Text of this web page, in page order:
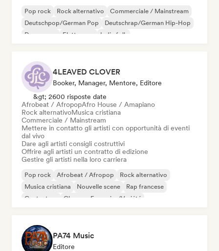
Pop rock Rock alternativo
Commerciale / Mainstream
Deutschpop/German Pop
Deutschrap/German Hip-Hop
Dream pop
Elettropop Indie folk
4LEAVED CLOVER
Booker, Manager, Mentore, Editore
&gt; 2600 risposte date
Afrobeat / AfropopAfro House / Amapiano
Rock alternativoMusica cristiana
Commerciale / Mainstream
Mettere in contatto gli artisti con opportunità di eventi
dal vivo
Dare agli artisti consigli costruttivi
Offrire agli artisti un contratto di edizione
Gestire gli artisti nella loro carriera
Pop rock Afrobeat / Afropop
Rock alternativo
Musica cristiana
Nouvelle scene
Rap francese
Cantautore
Chanson Française/Variété
PA74 Music
Editore